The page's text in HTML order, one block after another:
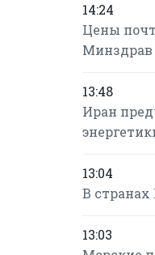
14:24
Цены
Минздрав
13:48
Иран
13:04
В
13:03